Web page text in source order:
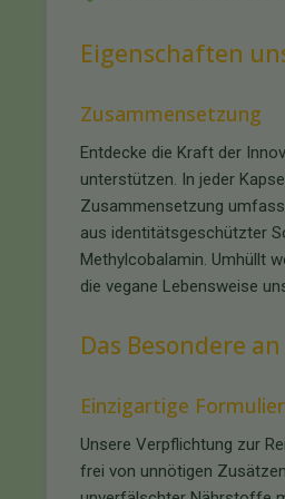
Eigenschaften
Zusammensetzung
Entdecke die Kraft der
unterstützen. In jeder
Zusammensetzung
aus identitätsgeschützter
Methylcobalamin. Umhüllt
die vegane Lebensweise
Das Besondere
Einzigartige
Unsere Verpflichtung zur
frei von unnötigen